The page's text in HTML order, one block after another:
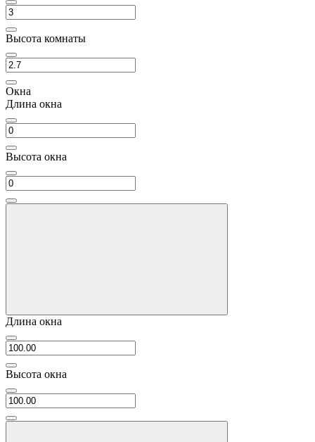
Высота комнаты
Окна
Длина окна
Высота окна
Длина окна
Высота окна